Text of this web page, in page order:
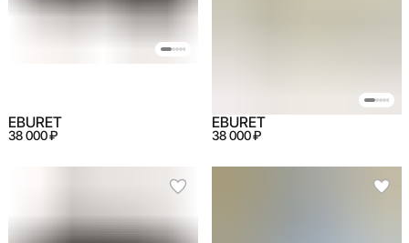
38 000 ₽
EBURET
38 000 ₽
EBURET